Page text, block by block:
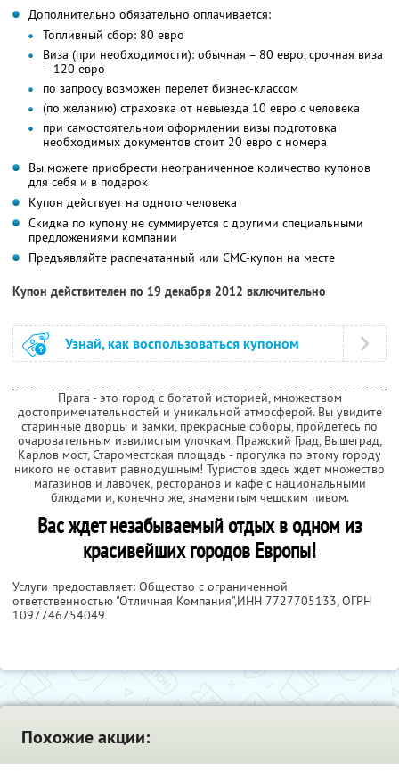
Дополнительно обязательно оплачивается:
Топливный сбор: 80 евро
Виза (при необходимости): обычная – 80 евро, срочная виза
– 120 евро
по запросу возможен перелет бизнес-классом
(по желанию) страховка от невыезда 10 евро с человека
при самостоятельном оформлении визы подготовка
необходимых документов стоит 20 евро с номера
Вы можете приобрести неограниченное количество купонов
для себя и в подарок
Купон действует на одного человека
Скидка по купону не суммируется с другими специальными
предложениями компании
Предъявляйте распечатанный или СМС-купон на месте
Купон действителен по 19 декабря 2012 включительно
Узнай, как воспользоваться купоном
Прага - это город с богатой историей, множеством
достопримечательностей и уникальной атмосферой. Вы увидите
старинные дворцы и замки, прекрасные соборы, пройдетесь по
очаровательным извилистым улочкам. Пражский Град, Вышеград,
Карлов мост, Староместская площадь - прогулка по этому городу
никого не оставит равнодушным! Туристов здесь ждет множество
магазинов и лавочек, ресторанов и кафе с национальными
блюдами и, конечно же, знаменитым чешским пивом.
Вас ждет незабываемый отдых в одном из
красивейших городов Европы!
Услуги предоставляет: Общество с ограниченной
ответственностью "Отличная Компания",ИНН 7727705133, ОГРН
1097746754049
Похожие акции: